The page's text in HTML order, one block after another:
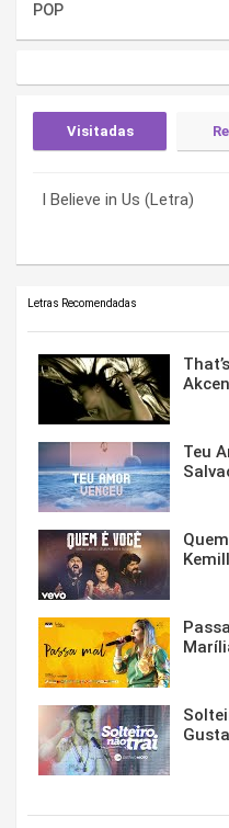
POP
Visitadas
I Believe in Us (Letra)
I Believe in Us (Letra)
I Believe in Us (Letra)
Letras Recomendadas
Teu